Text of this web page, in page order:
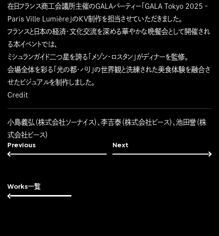
Next
Previous
Works一覧
在日フランス商工会議所主催のGALAパーティー「GALA Tokyo 2025 –
Paris Ville Lumière」のKV制作を担当させていただきました。
フランスと日本の経済・文化交流を深める華やかな晩餐会として開催され
る本イベントでは、
ミシュランガイド二つ星を誇る「メゾン・ロスタン」がディナーを監修。
会場全体を彩る「光の都・パリ」の世界観と洗練された美食体験を融合さ
せたビジュアルを制作しました。
Credit
小島義弘（株式会社ソーナイス）、李吉泰（株式会社ピース）、池田誉（株
式会社ピース）